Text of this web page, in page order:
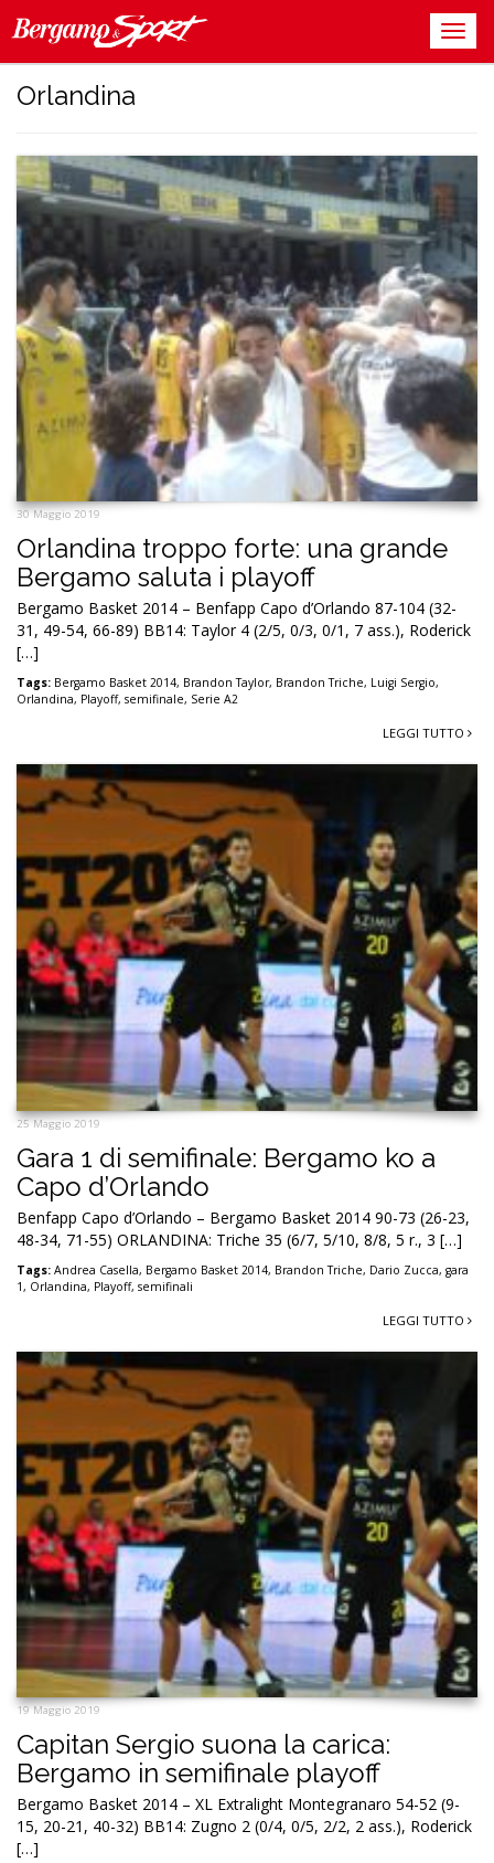
Orlandina
30 Maggio 2019
Orlandina troppo forte: una grande
Bergamo saluta i playoff
Bergamo Basket 2014 – Benfapp Capo d’Orlando 87-104 (32-
31, 49-54, 66-89) BB14: Taylor 4 (2/5, 0/3, 0/1, 7 ass.), Roderick
[…]
Tags: Bergamo Basket 2014, Brandon Taylor, Brandon Triche, Luigi Sergio,
Orlandina, Playoff, semifinale, Serie A2
LEGGI TUTTO
25 Maggio 2019
Gara 1 di semifinale: Bergamo ko a
Capo d’Orlando
Benfapp Capo d’Orlando – Bergamo Basket 2014 90-73 (26-23,
48-34, 71-55) ORLANDINA: Triche 35 (6/7, 5/10, 8/8, 5 r., 3 […]
Tags: Andrea Casella, Bergamo Basket 2014, Brandon Triche, Dario Zucca, gara
1, Orlandina, Playoff, semifinali
LEGGI TUTTO
19 Maggio 2019
Capitan Sergio suona la carica:
Bergamo in semifinale playoff
Bergamo Basket 2014 – XL Extralight Montegranaro 54-52 (9-
15, 20-21, 40-32) BB14: Zugno 2 (0/4, 0/5, 2/2, 2 ass.), Roderick
[…]